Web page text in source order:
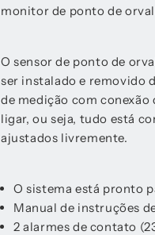
monitor de ponto de
O sensor de ponto de
ser instalado e removido
de medição com
ligar, ou seja, tudo está
ajustados livremente.
O sistema está pronto
Manual de instruções
2 alarmes de contato